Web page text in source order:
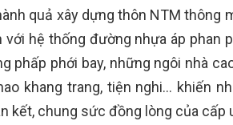
quả xây dựng thôn NTM thông
hệ thống đường nhựa áp phan
phấp phới bay, những ngôi nhà
khang trang, tiện nghi… khiến
kết, chung sức đồng lòng của cấp